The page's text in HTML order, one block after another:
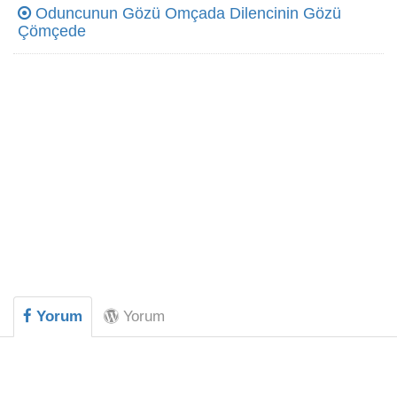
Oduncunun Gözü Omçada Dilencinin Gözü
Çömçede
Yorum Yorum